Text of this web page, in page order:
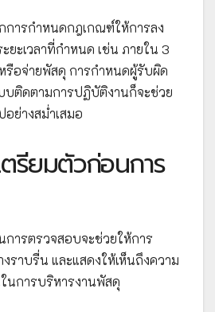
การกำหนดกฎเกณฑ์ให้การลง
ะเวลาที่กำหนด เช่น ภายใน 3
รือจ่ายพัสดุ การกำหนดผู้รับผิด
บติดตามการปฏิบัติงานก็จะช่วย
ย่างสม่ำเสมอ
ตรียมตัวก่อนการ
ารตรวจสอบจะช่วยให้การ
ราบรื่น และแสดงให้เห็นถึงความ
นการบริหารงานพัสดุ